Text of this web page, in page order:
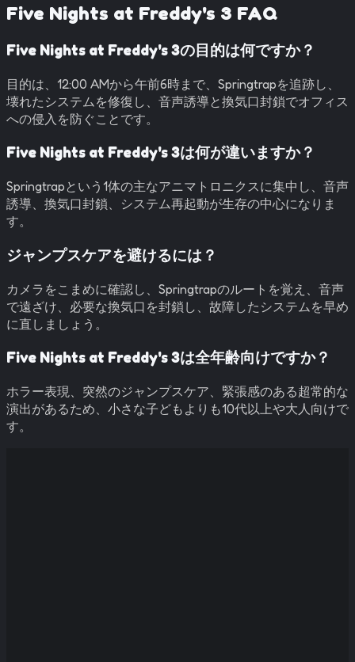
Five Nights at Freddy's 3 FAQ
Five Nights at Freddy's 3の目的は何ですか？
目的は、12:00 AMから午前6時まで、Springtrapを追跡し、
壊れたシステムを修復し、音声誘導と換気口封鎖でオフィス
への侵入を防ぐことです。
Five Nights at Freddy's 3は何が違いますか？
Springtrapという1体の主なアニマトロニクスに集中し、音声
誘導、換気口封鎖、システム再起動が生存の中心になりま
す。
ジャンプスケアを避けるには？
カメラをこまめに確認し、Springtrapのルートを覚え、音声
で遠ざけ、必要な換気口を封鎖し、故障したシステムを早め
に直しましょう。
Five Nights at Freddy's 3は全年齢向けですか？
ホラー表現、突然のジャンプスケア、緊張感のある超常的な
演出があるため、小さな子どもよりも10代以上や大人向けで
す。